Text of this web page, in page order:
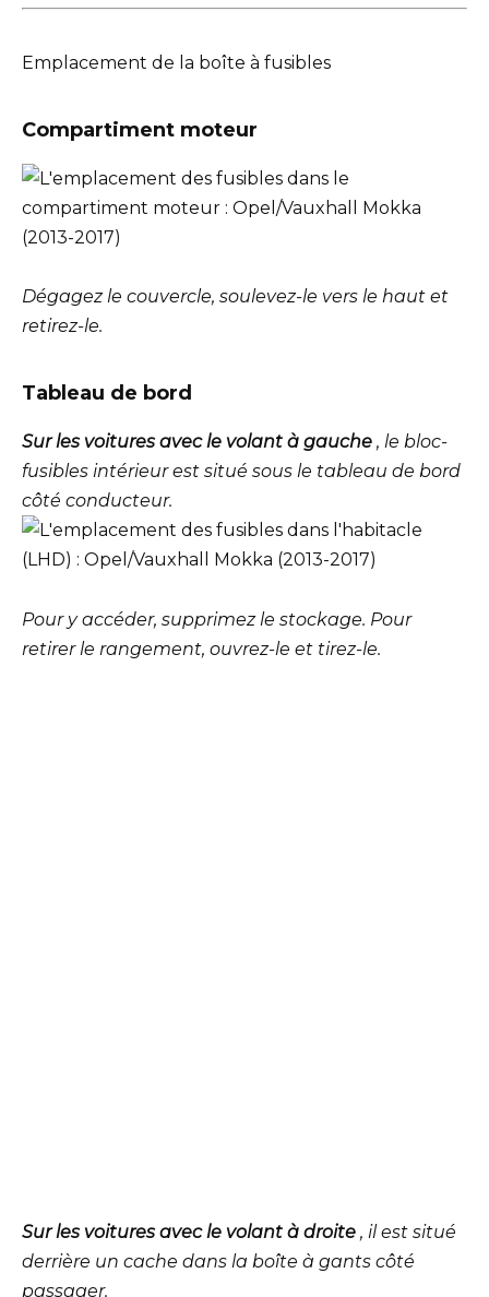
Emplacement de la boîte à fusibles
Compartiment moteur
Dégagez le couvercle, soulevez-le vers le haut et
retirez-le.
Tableau de bord
Sur les voitures avec le volant à gauche , le bloc-
fusibles intérieur est situé sous le tableau de bord
côté conducteur.
Pour y accéder, supprimez le stockage. Pour
retirer le rangement, ouvrez-le et tirez-le.
Sur les voitures avec le volant à droite , il est situé
derrière un cache dans la boîte à gants côté
passager.